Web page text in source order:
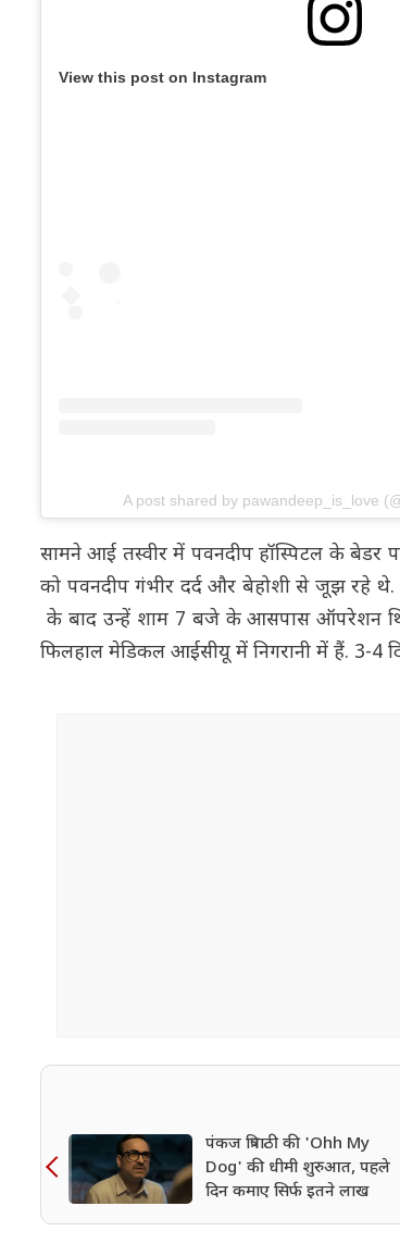
View this post on Instagram
A post shared by pawandeep_is_love
सामने आई तस्वीर में पवनदीप हॉस्पिटल के बेडर
को पवनदीप गंभीर दर्द और बेहोशी से जूझ रहे
के बाद उन्हें शाम 7 बजे के आसपास ऑपरेशन
फिलहाल मेडिकल आईसीयू में निगरानी में हैं. 3-
पंकज त्रिपाठी की 'Ohh My
Dog' की धीमी शुरुआत, पहले
दिन कमाए सिर्फ इतने लाख